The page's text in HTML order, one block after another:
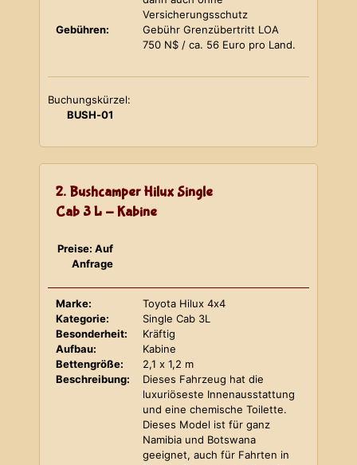
Versicherungsschutz
Gebühren:
Gebühr Grenzübertritt LOA
750 N$ / ca. 56 Euro pro Land.
Buchungskürzel:
BUSH-01
2. Bushcamper Hilux Single
Cab 3 L - Kabine
Preise: Auf
Anfrage
Marke:
Toyota Hilux 4x4
Kategorie:
Single Cab 3L
Besonderheit:
Kräftig
Aufbau:
Kabine
Bettengröße:
2,1 x 1,2 m
Beschreibung:
Dieses Fahrzeug hat die
luxuriöseste Innenausstattung
und eine chemische Toilette.
Dieses Model ist für ganz
Namibia und Botswana
geeignet, auch für Fahrten in